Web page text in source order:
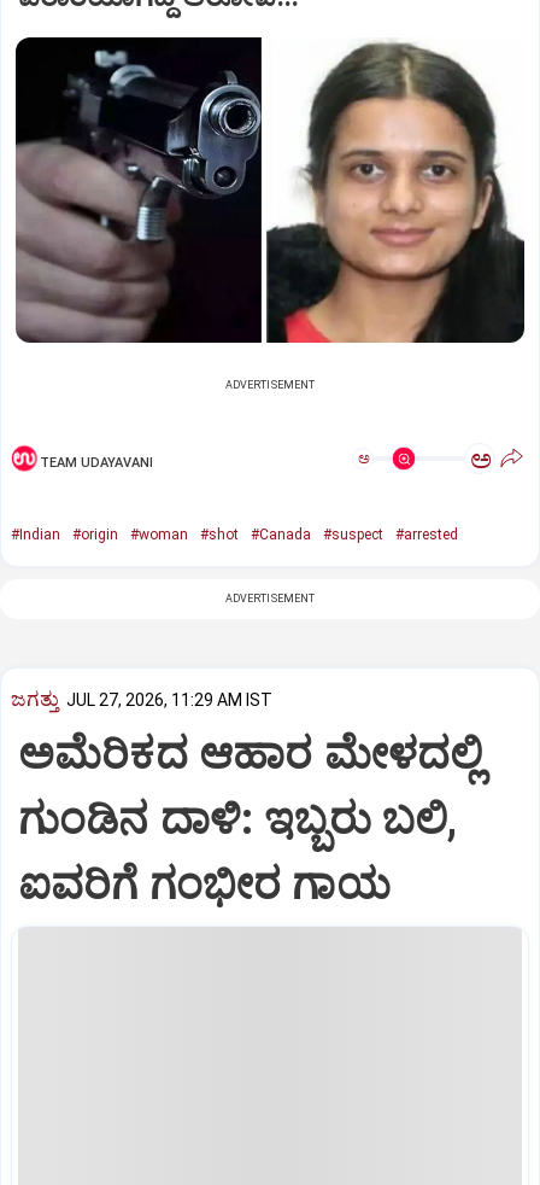
ADVERTISEMENT
TEAM UDAYAVANI ಅ ಅ
#Indian #origin #woman #shot #Canada #suspect #arrested
ADVERTISEMENT
ಜಗತ್ತು JUL 27, 2026, 11:29 AM IST
ಅಮೆರಿಕದ ಆಹಾರ ಮೇಳದಲ್ಲಿ
ಗುಂಡಿನ ದಾಳಿ: ಇಬ್ಬರು ಬಲಿ,
ಐವರಿಗೆ ಗಂಭೀರ ಗಾಯ